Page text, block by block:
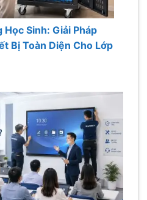
Học Sinh: Giải Pháp
Bị Toàn Diện Cho Lớp